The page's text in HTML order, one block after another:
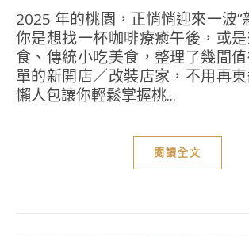
2025 年的桃園，正悄悄迎來一波”新店潮”，無論
你是想找一杯咖啡療癒午後，或
食、傳統小吃美食，整理了幾間
單的新開店／改裝店家，不用再
懶人包讓你輕鬆掌握桃...
閱讀全文